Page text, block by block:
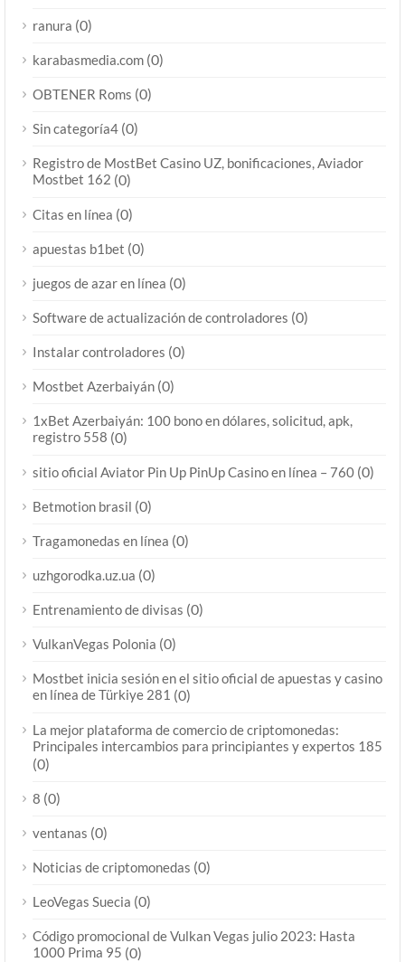
ranura (0)
karabasmedia.com (0)
OBTENER Roms (0)
Sin categoría4 (0)
Registro de MostBet Casino UZ, bonificaciones, Aviador
Mostbet 162 (0)
Citas en línea (0)
apuestas b1bet (0)
juegos de azar en línea (0)
Software de actualización de controladores (0)
Instalar controladores (0)
Mostbet Azerbaiyán (0)
1xBet Azerbaiyán: 100 bono en dólares, solicitud, apk,
registro 558 (0)
sitio oficial Aviator Pin Up PinUp Casino en línea – 760 (0)
Betmotion brasil (0)
Tragamonedas en línea (0)
uzhgorodka.uz.ua (0)
Entrenamiento de divisas (0)
VulkanVegas Polonia (0)
Mostbet inicia sesión en el sitio oficial de apuestas y casino
en línea de Türkiye 281 (0)
La mejor plataforma de comercio de criptomonedas:
Principales intercambios para principiantes y expertos 185
(0)
8 (0)
ventanas (0)
Noticias de criptomonedas (0)
LeoVegas Suecia (0)
Código promocional de Vulkan Vegas julio 2023: Hasta
1000 Prima 95 (0)